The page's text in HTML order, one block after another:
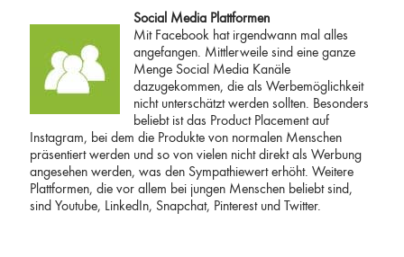
Social Media Plattformen
Mit Facebook hat irgendwann mal alles
angefangen. Mittlerweile sind eine ganze
Menge Social Media Kanäle
dazugekommen, die als Werbemöglichkeit
nicht unterschätzt werden sollten. Besonders
beliebt ist das Product Placement auf
Instagram, bei dem die Produkte von normalen Menschen
präsentiert werden und so von vielen nicht direkt als Werbung
angesehen werden, was den Sympathiewert erhöht. Weitere
Plattformen, die vor allem bei jungen Menschen beliebt sind,
sind Youtube, LinkedIn, Snapchat, Pinterest und Twitter.